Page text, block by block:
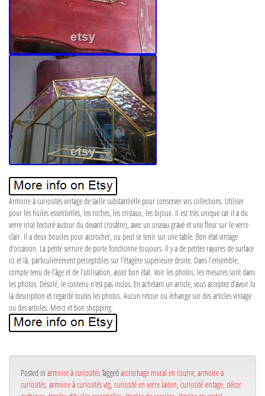
Armoire à curiosités vintage de taille substantielle pour conserver vos collections. Utiliser
pour les huiles essentielles, les roches, les cristaux, les bijoux. Il est très unique car il a du
verre irisé texturé autour du devant (rosâtre), avec un oiseau gravé et une fleur sur le verre
clair. Il a deux boucles pour accrocher, ou peut se tenir sur une table. Bon état vintage
d’occasion. La petite serrure de porte fonctionne toujours. Il y a de petites rayures de surface
ici et là, particulièrement perceptibles sur l’étagère supérieure droite. Dans l’ensemble,
compte tenu de l’âge et de l’utilisation, assez bon état. Voir les photos, les mesures sont dans
les photos. Désolé, le contenu n’est pas inclus. En achetant un article, vous acceptez d’avoir lu
la description et regardé toutes les photos. Aucun retour ou échange sur des articles vintage
ou des articles. Merci et bon shopping.
Posted in armoire à curiositésTagged accrochage mural en courre armoire à
curiosités armoire à curiosités vtg curiosité en verre laiton curiosité vintage décor